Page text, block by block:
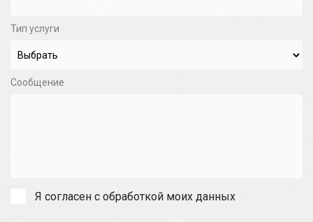
Тип услуги
Сообщение
Я согласен с обработкой моих данных